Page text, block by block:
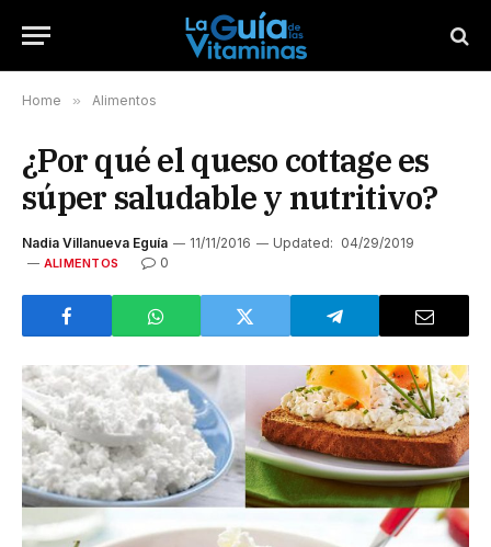
Home » Alimentos
¿Por qué el queso cottage es
súper saludable y nutritivo?
Nadia Villanueva Eguía 11/11/2016 Updated: 04/29/2019
ALIMENTOS 0